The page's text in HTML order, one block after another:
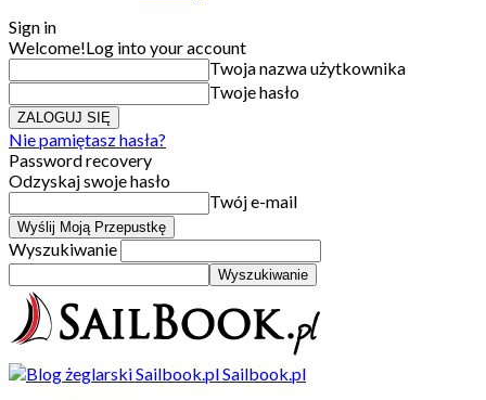
Sign in
Welcome!Log into your account
Twoja nazwa użytkownika
Twoje hasło
Nie pamiętasz hasła?
Password recovery
Odzyskaj swoje hasło
Twój e-mail
Wyszukiwanie
Sailbook.pl